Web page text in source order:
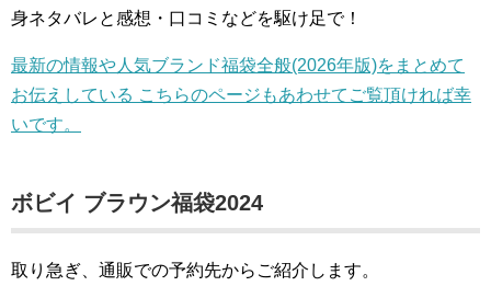
身ネタバレと感想・口コミなどを駆け足で！
最新の情報や人気ブランド福袋全般(2026年版)をまとめて
お伝えしている こちらのページもあわせてご覧頂ければ幸
いです。
ボビイ ブラウン福袋2024
取り急ぎ、通販での予約先からご紹介します。